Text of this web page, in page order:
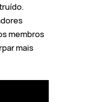
membros
mais